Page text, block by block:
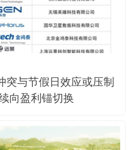
突与节假日效应或压制
向盈利锚切换